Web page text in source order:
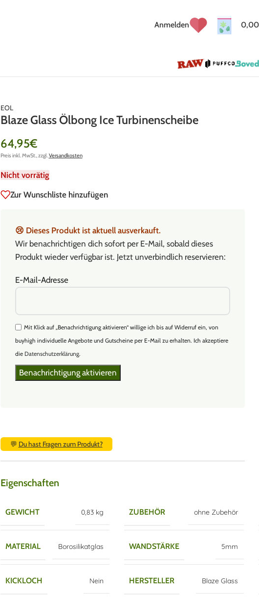
Anmelden 0,00
EOL
Blaze Glass Ölbong Ice Turbinenscheibe
64,95€
Preis inkl. MwSt., zzgl.Versandkosten
Nicht vorrätig
Zur Wunschliste hinzufügen
😢 Dieses Produkt ist aktuell ausverkauft.
Wir benachrichtigen dich sofort per E-Mail, sobald dieses
Produkt wieder verfügbar ist. Jetzt unverbindlich reservieren:
E-Mail-Adresse
Mit Klick auf „Benachrichtigung aktivieren“ willige ich bis auf Widerruf ein, von
buyhigh individuelle Angebote und Gutscheine per E-Mail zu erhalten. Ich akzeptiere
die Datenschutzerklärung.
💬 Du hast Fragen zum Produkt?
Eigenschaften
GEWICHT 0,83 kg ZUBEHÖR ohne Zubehör
MATERIAL Borosilikatglas WANDSTÄRKE 5mm
KICKLOCH Nein HERSTELLER Blaze Glass